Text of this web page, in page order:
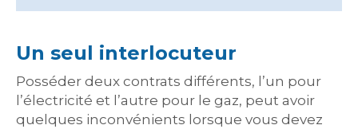
Un seul interlocuteur
Posséder deux contrats différents, l’un pour
l’électricité et l’autre pour le gaz, peut avoir
quelques inconvénients lorsque vous devez